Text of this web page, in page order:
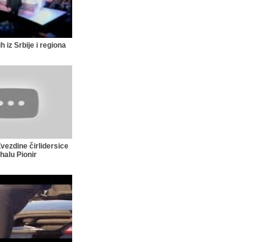
iz Srbije i regiona
čirlidersice
Pionir